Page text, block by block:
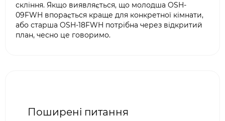
скління. Якщо виявляється, що молодша OSH-
09FWH впорається краще для конкретної кімнати,
або старша OSH-18FWH потрібна через відкритий
план, чесно це говоримо.
Поширені питання